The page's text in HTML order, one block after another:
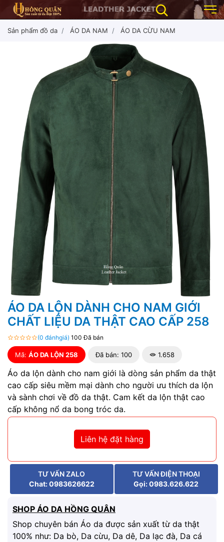
Sản phẩm đồ da ÁO DA NAM ÁO DA CỪU NAM
ÁO DA LỘN DÀNH CHO NAM GIỚI
CHẤT LIỆU DA THẬT CAO CẤP 258
(0 đánhgiá) 100 Đã bán
Mã: ÁO DA LỘN 258 Đã bán: 100 1.658
Áo da lộn dành cho nam giới là dòng sản phẩm da thật
cao cấp siêu mềm mại dành cho người ưu thích da lộn
và sành chơi về đồ da thật. Cam kết da lộn thật cao
cấp không nổ da bong tróc da.
Liên hệ đặt hàng
TƯ VẤN ZALO
Chat: 0983626622
TƯ VẤN ĐIỆN THOẠI
Gọi: 0983.626.622
SHOP ÁO DA HỒNG QUÂN
Shop chuyên bán Áo da được sản xuất từ da thật
100% như: Da bò, Da cừu, Da dê, Da lạc đà, Da cá